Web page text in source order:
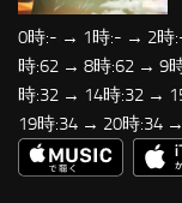
0時:- → 1時:- → 2
時:62 → 8時:62 → 9
時:32 → 14時:32 →
19時:34 → 20時:34